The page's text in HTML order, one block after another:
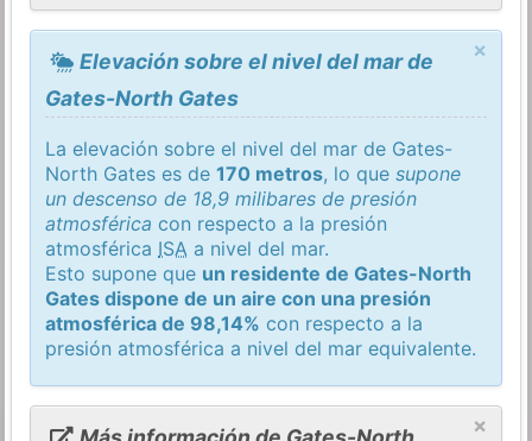
×
Elevación sobre el nivel del mar de
Gates-North Gates
La elevación sobre el nivel del mar de Gates-
North Gates es de170 metros, lo quesupone
un descenso de 18,9 milibares de presión
atmosférica con respecto a la presión
atmosférica ISA a nivel del mar.
Esto supone que un residente de Gates-North
Gates dispone de un aire con una presión
atmosférica de 98,14% con respecto a la
presión atmosférica a nivel del mar equivalente.
×